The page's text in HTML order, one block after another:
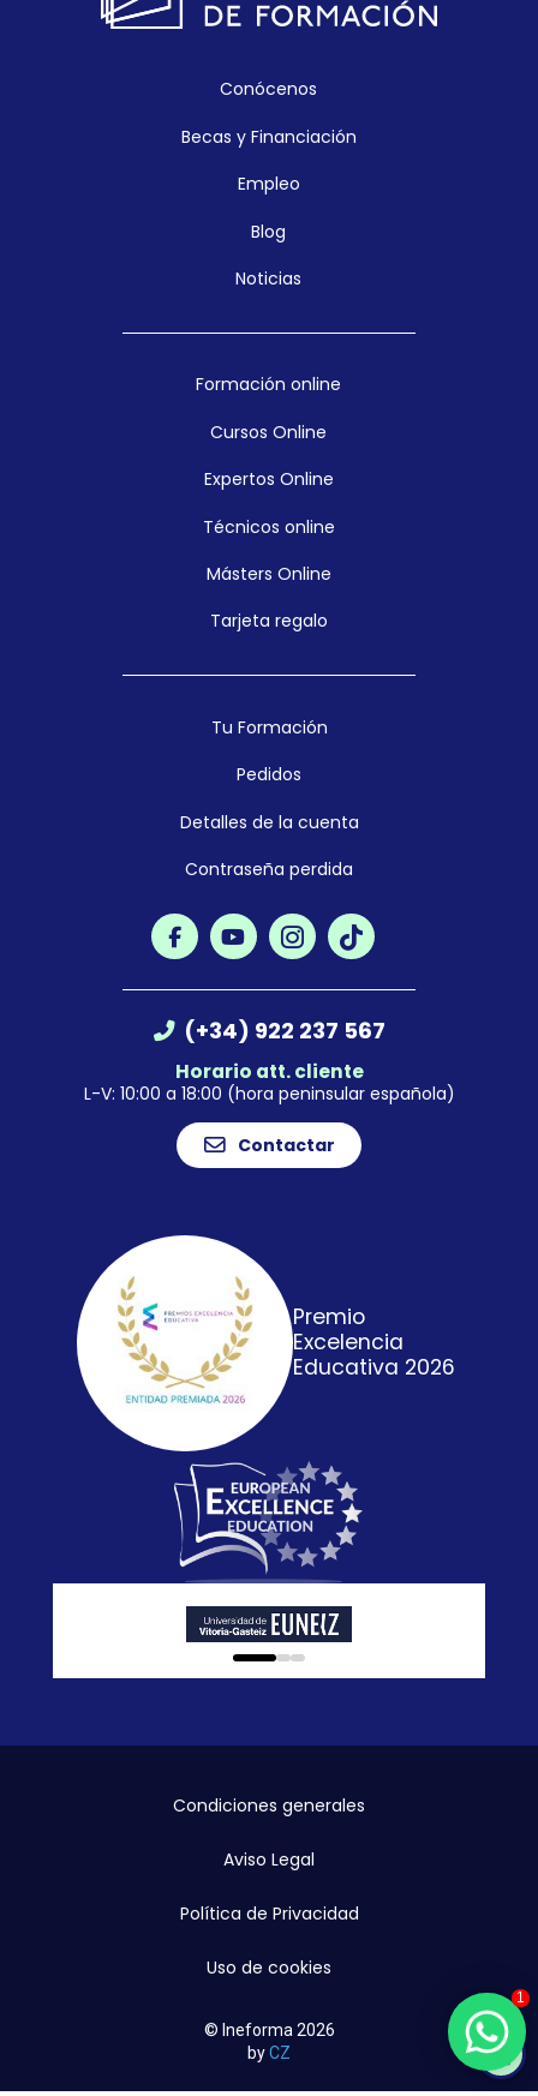
Conócenos
Becas y Financiación
Empleo
Blog
Noticias
Formación online
Cursos Online
Expertos Online
Técnicos online
Másters Online
Tarjeta regalo
Tu Formación
Pedidos
Detalles de la cuenta
Contraseña perdida
(+34) 922 237 567
Horario att. cliente
L-V: 10:00 a 18:00 (hora peninsular española)
Contactar
Premio
Excelencia
Educativa 2026
0 1 2
Condiciones generales
Aviso Legal
Política de Privacidad
Uso de cookies
© Ineforma 2026
byCZ
1